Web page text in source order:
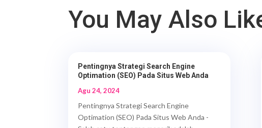
You May Also
Pentingnya Strategi Search Engine
Optimation (SEO) Pada Situs Web Anda
Agu 24, 2024
Pentingnya Strategi Search Engine
Optimation (SEO) Pada Situs Web Anda -